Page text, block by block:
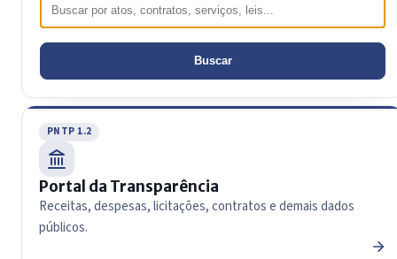
Buscar
PNTP 1.2
Portal da Transparência
Receitas, despesas, licitações, contratos e demais dados
públicos.